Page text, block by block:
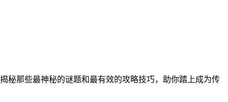
秘那些最神秘的谜题和最有效的攻略技巧，助你踏上成为传